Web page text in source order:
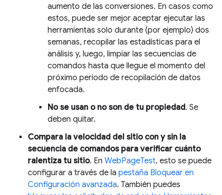
aumento de las conversiones. En casos como
estos, puede ser mejor aceptar ejecutar las
herramientas solo durante (por ejemplo) dos
semanas, recopilar las estadísticas para el
análisis y, luego, limpiar las secuencias de
comandos hasta que llegue el momento del
próximo período de recopilación de datos
enfocada.
No se usan o no son de tu propiedad. Se
deben quitar.
Compara la velocidad del sitio con y sin la
secuencia de comandos para verificar cuánto
ralentiza tu sitio. En WebPageTest, esto se puede
configurar a través de la pestaña Bloquear en
Configuración avanzada. También puedes